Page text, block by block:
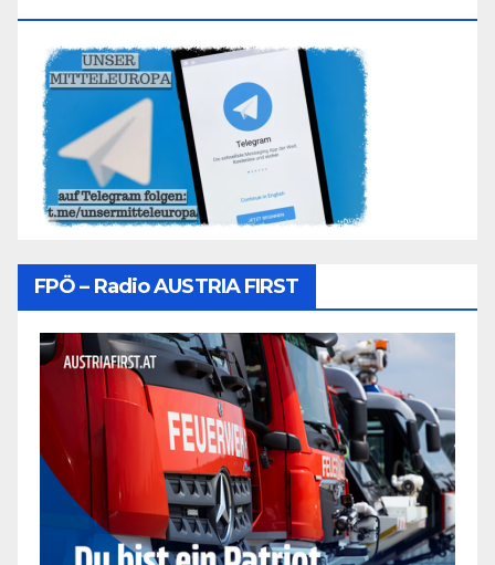
FPÖ – Radio AUSTRIA FIRST